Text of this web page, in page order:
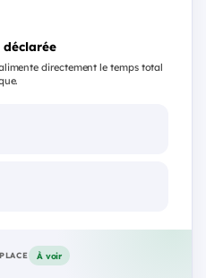
déclarée
directement le temps total
À voir